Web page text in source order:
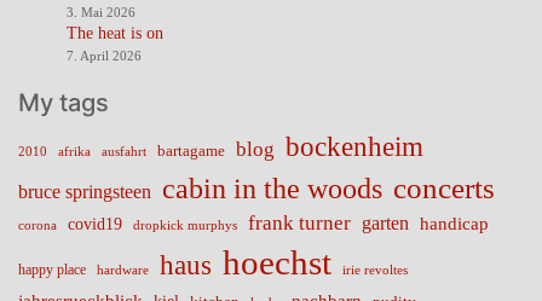
3. Mai 2026
The heat is on
7. April 2026
My tags
2010 afrika ausfahrt bartagame blog bockenheim
bruce springsteen cabin in the woods concerts
corona covid19 dropkick murphys frank turner garten handicap
happy place hardware haus hoechst irie revoltes